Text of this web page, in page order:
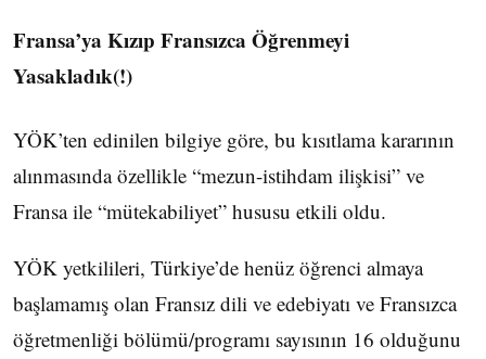
Fransa’ya Kızıp Fransızca Öğrenmeyi
Yasakladık(!)
YÖK’ten edinilen bilgiye göre, bu kısıtlama kararının
alınmasında özellikle “mezun-istihdam ilişkisi” ve
Fransa ile “mütekabiliyet” hususu etkili oldu.
YÖK yetkilileri, Türkiye’de henüz öğrenci almaya
başlamamış olan Fransız dili ve edebiyatı ve Fransızca
öğretmenliği bölümü/programı sayısının 16 olduğunu